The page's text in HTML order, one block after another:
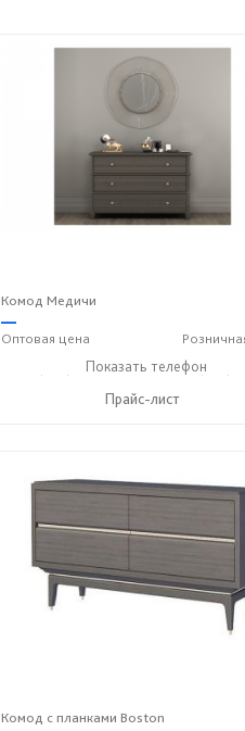
Комод Медичи
—
Оптовая цена
+7 (928) 229-52-42 ☎+7 (928)
Показать телефон
Прайс-лист
Комод с планками Boston